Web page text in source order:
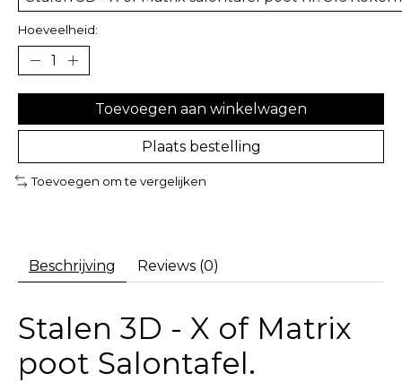
Hoeveelheid:
Toevoegen aan winkelwagen
Plaats bestelling
Toevoegen om te vergelijken
Beschrijving Reviews (0)
Stalen 3D - X of Matrix
poot Salontafel.